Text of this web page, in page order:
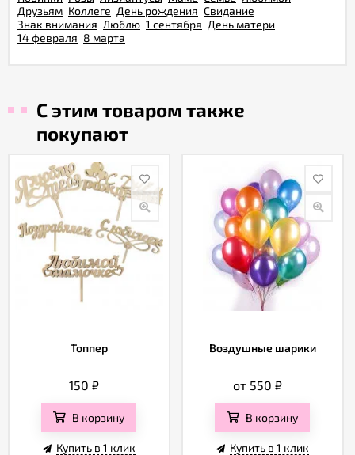
Друзьям Коллеге День рождения Свидание
Знак внимания Люблю 1 сентября День матери
14 февраля 8 марта
С этим товаром также
покупают
Топпер
150₽
В корзину
Купить в 1 клик
Воздушные шарики
от 550₽
В корзину
Купить в 1 клик